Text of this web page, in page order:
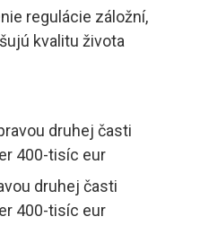
regulácie záložní,
kvalitu života
druhej časti
400-tisíc eur